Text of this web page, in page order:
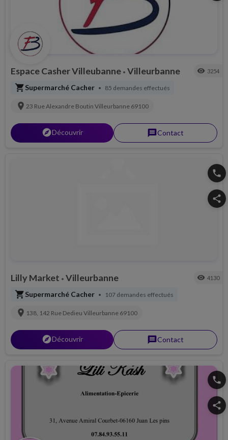
Espace Casher Villeubanne • Villeurbanne visibility 3254
shopping_cartSupermarché Cacher • 85 demandes effectués
location_on 23 Rue Alexandre Boutin Villeurbanne 69100
explorerDécouvrir messageContact
phone
share
Lilly Market • Villeurbanne visibility 4130
shopping_cartSupermarché Cacher • 107 demandes effectués
location_on 138, 142 Rue Dedieu Villeurbanne 69100
explorerDécouvrir messageContact
phone
share